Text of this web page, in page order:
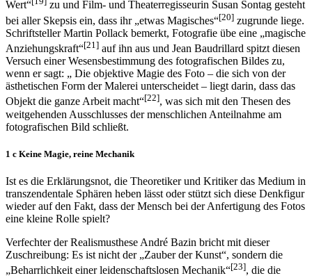
Wert“
zu und Film- und Theaterregisseurin Susan Sontag gesteht
bei aller Skepsis ein, dass ihr „etwas Magisches“ [20]zugrunde liege.
Schriftsteller Martin Pollack bemerkt, Fotografie übe eine „magische
Anziehungskraft“[21]auf ihn aus und Jean Baudrillard spitzt diesen
Versuch einer Wesensbestimmung des fotografischen Bildes zu,
wenn er sagt: „ Die objektive Magie des Foto – die sich von der
ästhetischen Form der Malerei unterscheidet – liegt darin, dass das
Objekt die ganze Arbeit macht“[22], was sich mit den Thesen des
weitgehenden Ausschlusses der menschlichen Anteilnahme am
Ist es die Erklärungsnot, die Theoretiker und Kritiker das Medium in
transzendentale Sphären heben lässt oder stützt sich diese Denkfigur
wieder auf den Fakt, dass der Mensch bei der Anfertigung des Fotos
Verfechter der Realismusthese André Bazin bricht mit dieser
Zuschreibung: Es ist nicht der „Zauber der Kunst“, sondern die